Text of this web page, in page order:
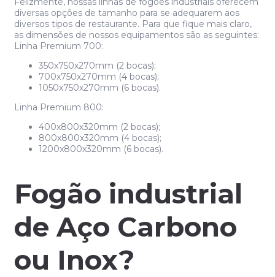
diversas opções de tamanho para se adequarem aos
diversos tipos de restaurante. Para que fique mais claro,
as dimensões de nossos equipamentos são as seguintes:
Linha Premium 700:
350x750x270mm (2 bocas);
700x750x270mm (4 bocas);
1050x750x270mm (6 bocas).
Linha Premium 800:
400x800x320mm (2 bocas);
800x800x320mm (4 bocas);
1200x800x320mm (6 bocas).
Fogão industrial
de Aço Carbono
ou Inox?